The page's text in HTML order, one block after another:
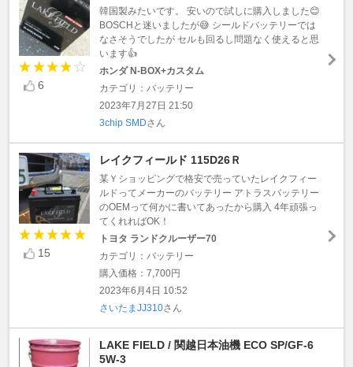
6
韓国製みたいです。 安いので試しに購入しました😊
BOSCHと迷いましたが😅 シールドバッテリーでは
なさそうでしたが セルも回るし問題なく使えると思
います👍
ホンダ N-BOX+カスタム
カテゴリ：バッテリー
2023年7月27日 21:50
3chip SMDさん
15
レイクフィールド 115D26Ｒ
某Ｙショッピングで格安で売っていたレイクフィー
ルドってメーカーのバッテリー アトラスバッテリー
のOEMって何かに書いてあったから購入 4年頑張っ
てくれればOK！
トヨタ ランドクルーザー70
カテゴリ：バッテリー
購入価格：7,700円
2023年6月4日 10:52
さいたまJJ310さん
LAKE FIELD / 関越日本油機 ECO SP/GF-6
5W-3